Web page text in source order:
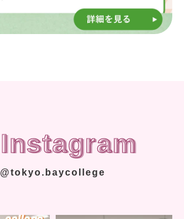
Instagram
@tokyo.baycollege